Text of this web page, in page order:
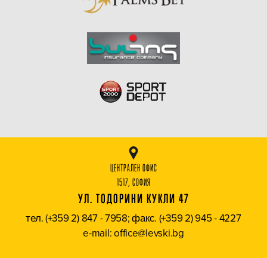
ЦЕНТРАЛЕН ОФИС
1517, СОФИЯ
УЛ. ТОДОРИНИ КУКЛИ 47
тел. (+359 2) 847 - 7958; факс. (+359 2) 945 - 4227
e-mail: office@levski.bg